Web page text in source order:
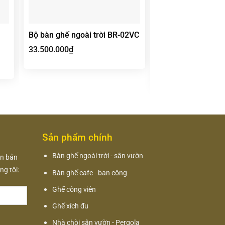
Bộ bàn ghế ngoài trời BR-02VC
33.500.000₫
bản
tôi:
Sản phẩm chính
Bàn ghế ngoài trời - sân vườn
Bàn ghế cafe - ban công
Ghế công viên
Ghế xích đu
Nhà chòi sân vườn - Pergola